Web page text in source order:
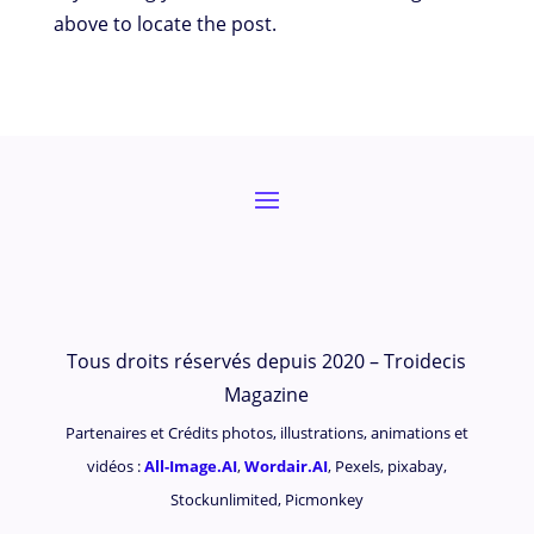
above to locate the post.
Tous droits réservés depuis 2020 – Troidecis
Magazine
Partenaires et Crédits photos, illustrations, animations et
vidéos :All-Image.AI,Wordair.AI, Pexels, pixabay,
Stockunlimited, Picmonkey